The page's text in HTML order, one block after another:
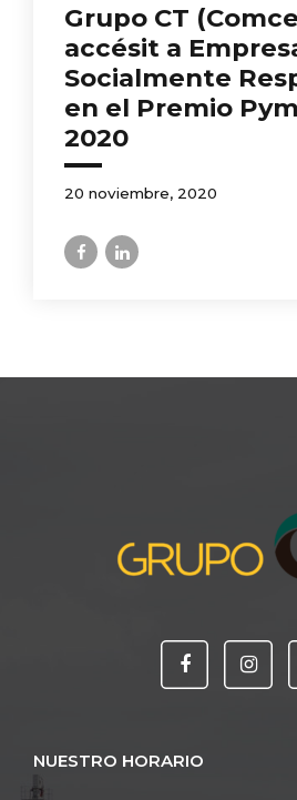
Grupo CT
accésit a
Socialmente
en el Premio
2020
20 noviembre, 2020
NUESTRO HORARIO